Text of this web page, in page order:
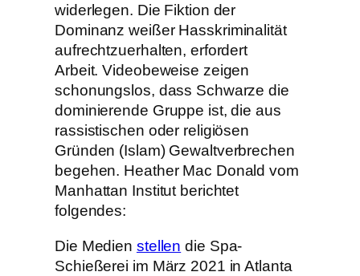
widerlegen. Die Fiktion der
Dominanz weißer Hasskriminalität
aufrechtzuerhalten, erfordert
Arbeit. Videobeweise zeigen
schonungslos, dass Schwarze die
dominierende Gruppe ist, die aus
rassistischen oder religiösen
Gründen (Islam) Gewaltverbrechen
begehen. Heather Mac Donald vom
Manhattan Institut berichtet
folgendes:
Die Medien stellen die Spa-
Schießerei im März 2021 in Atlanta